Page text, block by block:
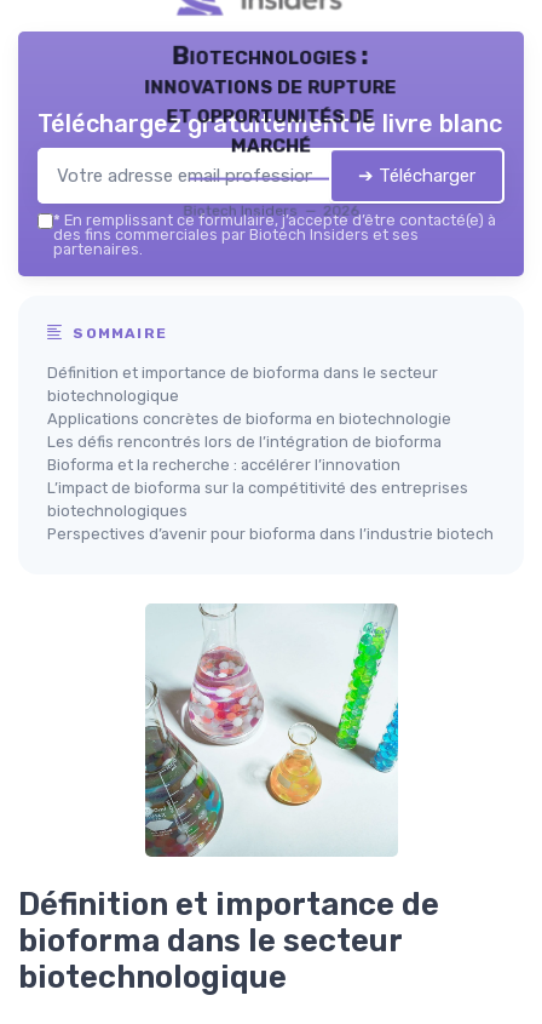
Biotechnologies :
innovations de rupture
et opportunités de
marché
Biotech Insiders — 2026
Téléchargez gratuitement le livre blanc
➔ Télécharger
* En remplissant ce formulaire, j’accepte d’être contacté(e) à
des fins commerciales par Biotech Insiders et ses
partenaires.
SOMMAIRE
Définition et importance de bioforma dans le secteur
biotechnologique
Applications concrètes de bioforma en biotechnologie
Les défis rencontrés lors de l’intégration de bioforma
Bioforma et la recherche : accélérer l’innovation
L’impact de bioforma sur la compétitivité des entreprises
biotechnologiques
Perspectives d’avenir pour bioforma dans l’industrie biotech
Définition et importance de
bioforma dans le secteur
biotechnologique